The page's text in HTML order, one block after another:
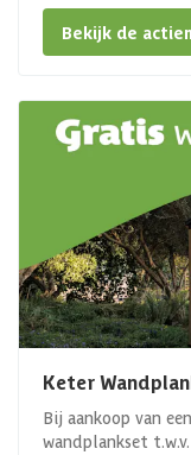
Bekijk de
Keter
Bij aankoop van
wandplankset